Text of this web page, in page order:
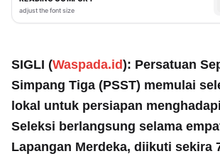
adjust the font size
SIGLI (Waspada.id): Persatuan
Simpang Tiga (PSST) memulai
lokal untuk persiapan
Seleksi berlangsung selama
Lapangan Merdeka, diikuti sekira